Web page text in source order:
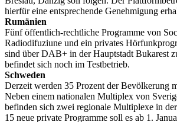
hierfür eine entsprechende Genehmigung
Rumänien
Fünf öffentlich-rechtliche Programme von
Radiodifuziune und ein privates
sind über DAB+ in der Hauptstadt Bukarest
befindet sich noch im Testbetrieb.
Schweden
Derzeit werden 35 Prozent der Bevölkerung
Neben einem nationalen Multiplex von
befinden sich zwei regionale Multiplexe in der
15 neue private Programme soll es ab 1.